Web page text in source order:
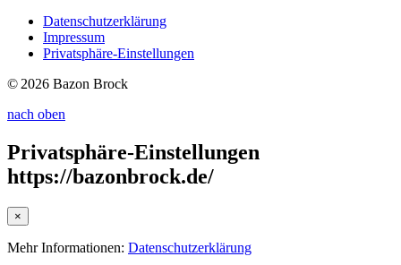
Datenschutzerklärung
Impressum
Privatsphäre-Einstellungen
© 2026 Bazon Brock
nach oben
Privatsphäre-Einstellungen
https://bazonbrock.de/
×
Mehr Informationen: Datenschutzerklärung